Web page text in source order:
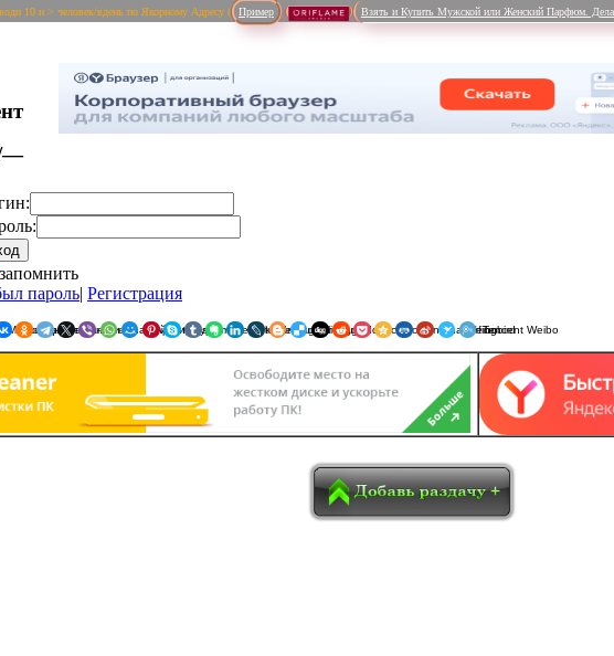
10 и > человек/вдень по Якорному Адресу ( Пример Взять и Купить Мужской или Женский Парфюм.
торрент
—//—//—
запомнить
пароль| Регистрация
Я.Мессенджер WhatsApp
Мой Мир
Pinterest
SkypeTumblrEvernote
LinkedInLiveJournalDelicious
Diggreddit PocketQzoneRenrenSina